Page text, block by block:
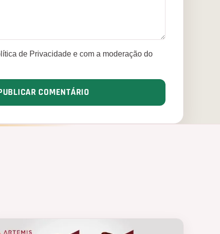
de Privacidade e com a moderação do
COMENTÁRIO